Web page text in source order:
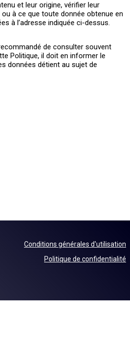
et leur origine, vérifier leur
à ce que toute donnée obtenue en
à l’adresse indiquée ci-dessus.
de consulter souvent
Politique, il doit en informer le
données détient au sujet de
Conditions générales d'utilisation
Politique de confidentialité